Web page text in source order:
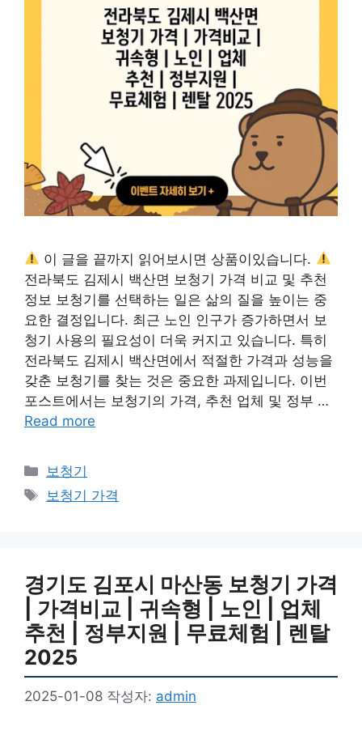
이 글을 끝까지 읽어보시면 상품이있습니다.
전라북도 김제시 백산면 보청기 가격 비교 및 추천
정보 보청기를 선택하는 일은 삶의 질을 높이는 중
요한 결정입니다. 최근 노인 인구가 증가하면서 보
청기 사용의 필요성이 더욱 커지고 있습니다. 특히
전라북도 김제시 백산면에서 적절한 가격과 성능을
갖춘 보청기를 찾는 것은 중요한 과제입니다. 이번
포스트에서는 보청기의 가격, 추천 업체 및 정부 …
Read more
카
테
보청기
태
보청기 가격
경기도 김포시 마산동 보청기 가격
| 가격비교 | 귀속형 | 노인 | 업체
추천 | 정부지원 | 무료체험 | 렌탈
2025
2025-01-08 작성자: admin